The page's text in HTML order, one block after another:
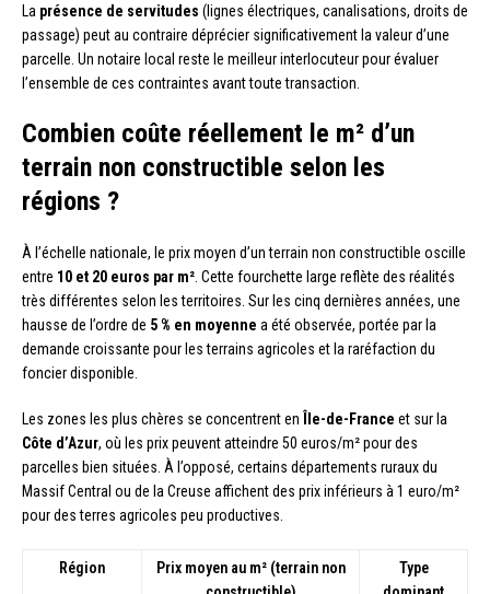
La présence de servitudes (lignes électriques, canalisations, droits de
passage) peut au contraire déprécier significativement la valeur d’une
parcelle. Un notaire local reste le meilleur interlocuteur pour évaluer
l’ensemble de ces contraintes avant toute transaction.
Combien coûte réellement le m² d’un
terrain non constructible selon les
régions ?
À l’échelle nationale, le prix moyen d’un terrain non constructible oscille
entre 10 et 20 euros par m² . Cette fourchette large reflète des réalités
très différentes selon les territoires. Sur les cinq dernières années, une
hausse de l’ordre de 5 % en moyenne a été observée, portée par la
demande croissante pour les terrains agricoles et la raréfaction du
foncier disponible.
Les zones les plus chères se concentrent en Île-de-France et sur la
Côte d’Azur, où les prix peuvent atteindre 50 euros/m² pour des
parcelles bien situées. À l’opposé, certains départements ruraux du
Massif Central ou de la Creuse affichent des prix inférieurs à 1 euro/m²
pour des terres agricoles peu productives.
Région
Prix moyen au m² (terrain non
Type